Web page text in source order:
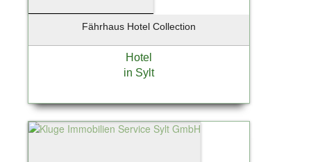
Fährhaus Hotel Collection
Hotel
in Sylt